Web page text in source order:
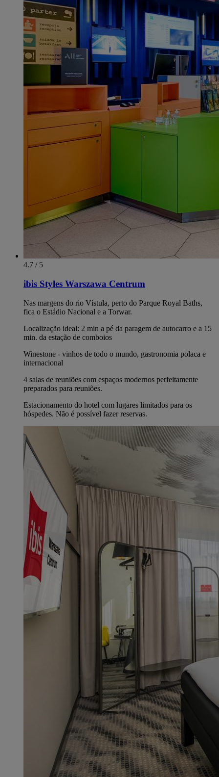
4.7 / 5
ibis Styles Warszawa Centrum
Nas margens do rio Vístula, perto do Parque Royal Baths,
fica o Estádio Nacional e a Torwar.
Localização ideal: 2 min a pé da paragem de autocarro e a 15
min. da estação de comboios
Winestone - vinhos de todo o mundo, gastronomia polaca e
internacional
4 salas de reuniões com espaços modernos perfeitamente
preparados para reuniões.
Estacionamento do hotel com lugares limitados para os
hóspedes. Não é possível fazer reservas.